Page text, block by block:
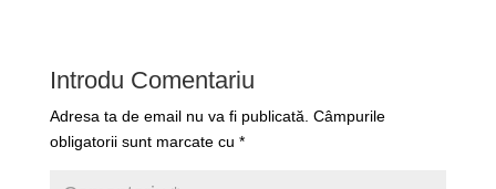
Introdu Comentariu
Adresa ta de email nu va fi publicată. Câmpurile
obligatorii sunt marcate cu *